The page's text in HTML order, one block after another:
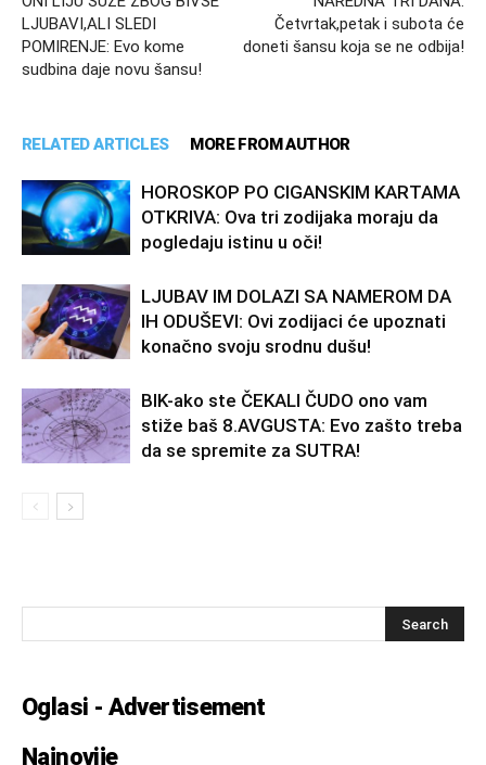
LJUBAVI,ALI SLEDI
POMIRENJE: Evo kome
sudbina daje novu šansu!
Četvrtak,petak i subota će
doneti šansu koja se ne odbija!
RELATED ARTICLES MORE FROM AUTHOR
HOROSKOP PO CIGANSKIM KARTAMA
OTKRIVA: Ova tri zodijaka moraju da
pogledaju istinu u oči!
LJUBAV IM DOLAZI SA NAMEROM DA
IH ODUŠEVI: Ovi zodijaci će upoznati
konačno svoju srodnu dušu!
BIK-ako ste ČEKALI ČUDO ono vam
stiže baš 8.AVGUSTA: Evo zašto treba
da se spremite za SUTRA!
Oglasi - Advertisement
Najnovije